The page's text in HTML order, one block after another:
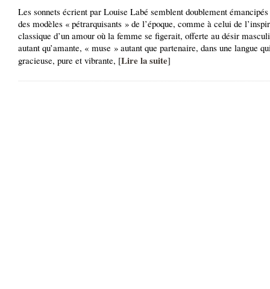
Les sonnets écrient par Louise Labé semblent doublement
des modèles « pétrarquisants » de l’époque, comme à celui de
classique d’un amour où la femme se figerait, offerte au désir
autant qu’amante, « muse » autant que partenaire, dans une langue
gracieuse, pure et vibrante, [Lire la suite]